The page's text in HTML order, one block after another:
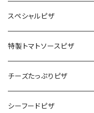
スペシャルピザ
特製トマトソースピザ
チーズたっぷりピザ
シーフードピザ